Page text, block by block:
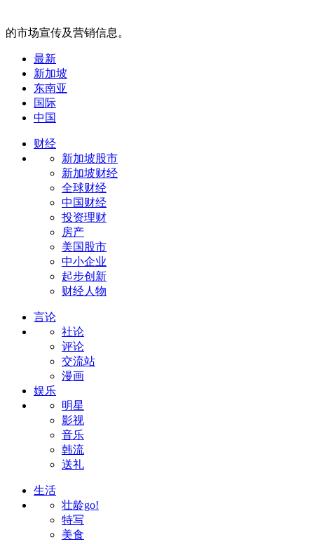
的市场宣传及营销信息。
最新
新加坡
东南亚
国际
中国
财经
新加坡股市
新加坡财经
全球财经
中国财经
投资理财
房产
美国股市
中小企业
起步创新
财经人物
言论
社论
评论
交流站
漫画
娱乐
明星
影视
音乐
韩流
送礼
生活
壮龄go!
特写
美食